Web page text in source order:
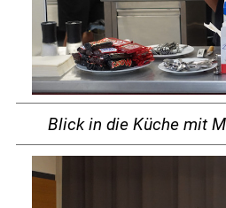
Blick in die Küche mit